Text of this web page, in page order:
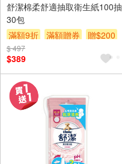
舒潔棉柔舒適抽取衛生紙100抽
30包
滿額9折
滿額贈券 贈$200
$ 497
$389